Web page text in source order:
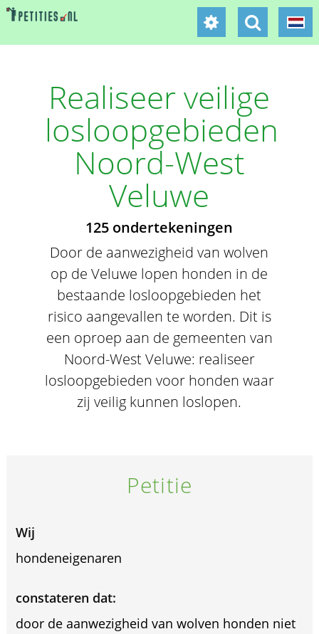
Realiseer veilige
losloopgebieden
Noord-West
Veluwe
125 ondertekeningen
Door de aanwezigheid van wolven
op de Veluwe lopen honden in de
bestaande losloopgebieden het
risico aangevallen te worden. Dit is
een oproep aan de gemeenten van
Noord-West Veluwe: realiseer
losloopgebieden voor honden waar
zij veilig kunnen loslopen.
Petitie
Wij
hondeneigenaren
constateren dat:
door de aanwezigheid van wolven honden niet